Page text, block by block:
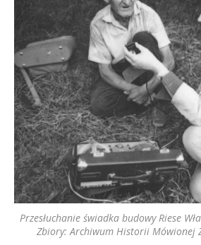
Przesłuchanie świadka budowy Riese
Zbiory: Archiwum Historii Mówionej